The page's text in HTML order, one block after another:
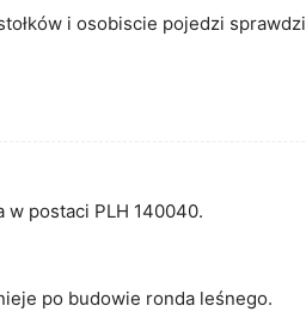
i osobiscie pojedzi
w postaci PLH 140040.
po budowie ronda leśnego.